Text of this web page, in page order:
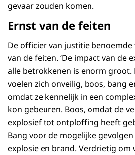
gevaar zouden komen.
Ernst van de feiten
De officier van justitie
van de feiten. ‘De impact van de
alle betrokkenen is enorm groot.
voelen zich onveilig, boos, bang
omdat ze kennelijk in een
kon gebeuren. Boos, omdat de
explosief tot ontploffing heeft
Bang voor de mogelijke
explosie en brand. Verdrietig om